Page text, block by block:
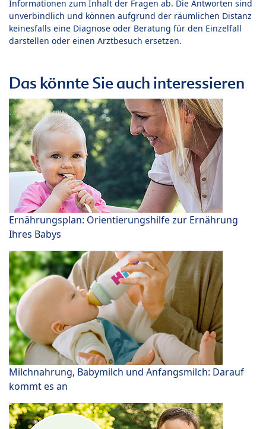
Informationen zum Inhalt der Fragen ab. Die Antworten sind
unverbindlich und können aufgrund der räumlichen Distanz
keinesfalls eine Diagnose oder Beratung für den Einzelfall
darstellen oder einen Arztbesuch ersetzen.
Das könnte Sie auch interessieren
Ernährungsplan: Orientierungshilfe zur Ernährung
Ihres Babys
Milchnahrung, Babymilch und Anfangsmilch: Darauf
kommt es an